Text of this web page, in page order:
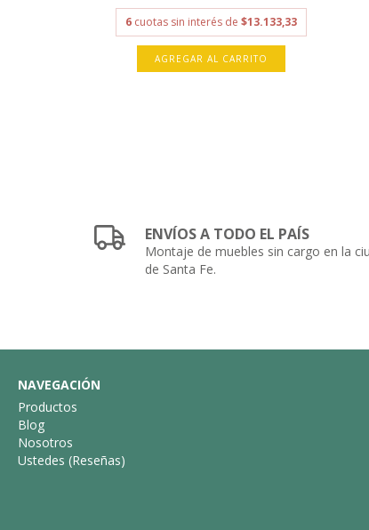
6 cuotas sin interés de $13.133,33
AGREGAR AL CARRITO
ENVÍOS A TODO EL PAÍS
Montaje de muebles sin cargo en la
de Santa Fe.
NAVEGACIÓN
Productos
Blog
Nosotros
Ustedes (Reseñas)